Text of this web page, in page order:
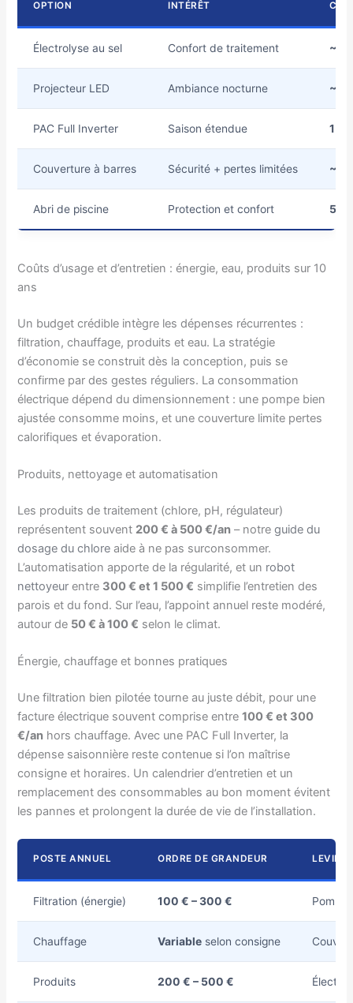
OPTION INTÉRÊT
Électrolyse au sel Confort de traitement ~
Projecteur LED Ambiance nocturne ~
PAC Full Inverter Saison étendue 1
Couverture à barres Sécurité + pertes limitées ~ 1
Abri de piscine Protection et confort 5
Coûts d’usage et d’entretien : énergie, eau, produits sur 10
ans
Un budget crédible intègre les dépenses récurrentes :
filtration, chauffage, produits et eau. La stratégie
d’économie se construit dès la conception, puis se
confirme par des gestes réguliers. La consommation
électrique dépend du dimensionnement : une pompe bien
ajustée consomme moins, et une couverture limite pertes
calorifiques et évaporation.
Produits, nettoyage et automatisation
Les produits de traitement (chlore, pH, régulateur)
représentent souvent 200 € à 500 €/an – notreguide du
dosage du chlore aide à ne pas surconsommer.
L’automatisation apporte de la régularité, et un robot
nettoyeur entre 300 € et 1 500 € simplifie l’entretien des
parois et du fond. Sur l’eau, l’appoint annuel reste modéré,
autour de 50 € à 100 € selon le climat.
Énergie, chauffage et bonnes pratiques
Une filtration bien pilotée tourne au juste débit, pour une
facture électrique souvent comprise entre100 € et 300
€/an hors chauffage. Avec une PAC Full Inverter, la
dépense saisonnière reste contenue si l’on maîtrise
consigne et horaires. Un calendrier d’entretien et un
remplacement des consommables au bon moment évitent
les pannes et prolongent la durée de vie de l’installation.
POSTE ANNUEL ORDRE DE GRANDEUR LEVIER
Filtration (énergie) 100 € – 300 € Pompe
Chauffage Variable selon consigne
Produits 200 € – 500 €